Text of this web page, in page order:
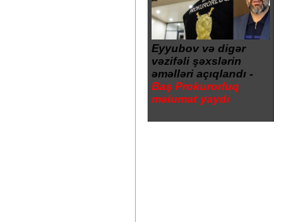
Eyyubov və digər
vəzifəli şəxslərin
əməlləri açıqlandı -
Baş Prokurorluq
məlumat yaydı